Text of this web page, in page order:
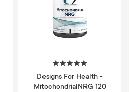
Designs For Health -
MitochondrialNRG 120